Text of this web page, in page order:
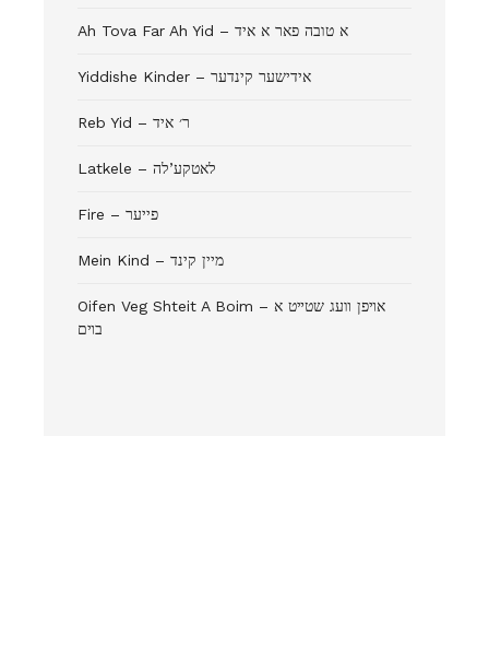
Ah Tova Far Ah Yid – א טובה פאר א איד
Yiddishe Kinder – אידישער קינדער
Reb Yid – ר׳ איד
Latkele – לאטקע’לה
Fire – פייער
Mein Kind – מיין קינד
Oifen Veg Shteit A Boim – אױפן װעג שטײט א
בױם